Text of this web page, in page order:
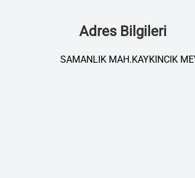
Adres Bilgileri
SAMANLIK MAH.KAYKINCIK